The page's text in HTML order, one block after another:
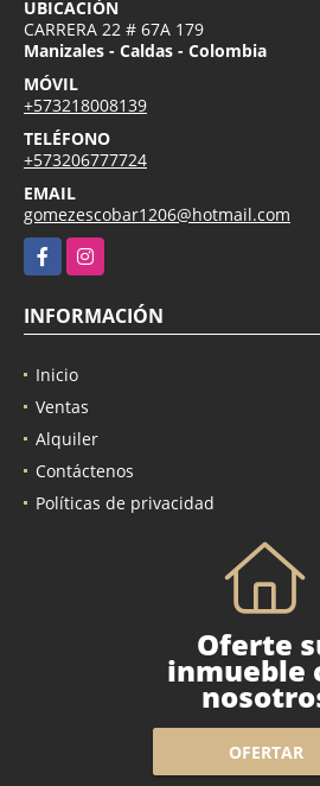
UBICACIÓN
CARRERA 22 # 67A 179
Manizales - Caldas - Colombia
MÓVIL
+573218008139
TELÉFONO
+573206777724
EMAIL
gomezescobar1206@hotmail.com
FacebookInstagram
Inicio
Ventas
Alquiler
Contáctenos
Oferte
inmueble